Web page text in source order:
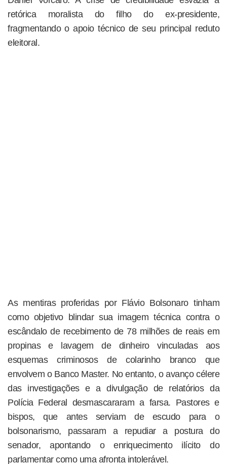
retórica moralista do filho do ex-presidente,
fragmentando o apoio técnico de seu principal reduto
eleitoral.
As mentiras proferidas por Flávio Bolsonaro tinham
como objetivo blindar sua imagem técnica contra o
escândalo de recebimento de 78 milhões de reais em
propinas e lavagem de dinheiro vinculadas aos
esquemas criminosos de colarinho branco que
envolvem o Banco Master. No entanto, o avanço célere
das investigações e a divulgação de relatórios da
Polícia Federal desmascararam a farsa. Pastores e
bispos, que antes serviam de escudo para o
bolsonarismo, passaram a repudiar a postura do
senador, apontando o enriquecimento ilícito do
parlamentar como uma afronta intolerável.